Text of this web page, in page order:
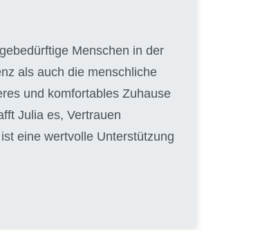
Menschen in der
als auch die menschliche
und komfortables Zuhause
Julia es, Vertrauen
eine wertvolle Unterstützung